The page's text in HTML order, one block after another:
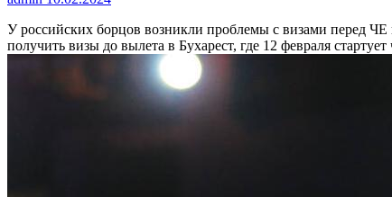
У российских борцов возникли проблемы с визами перед
получить визы до вылета в Бухарест, где 12 февраля